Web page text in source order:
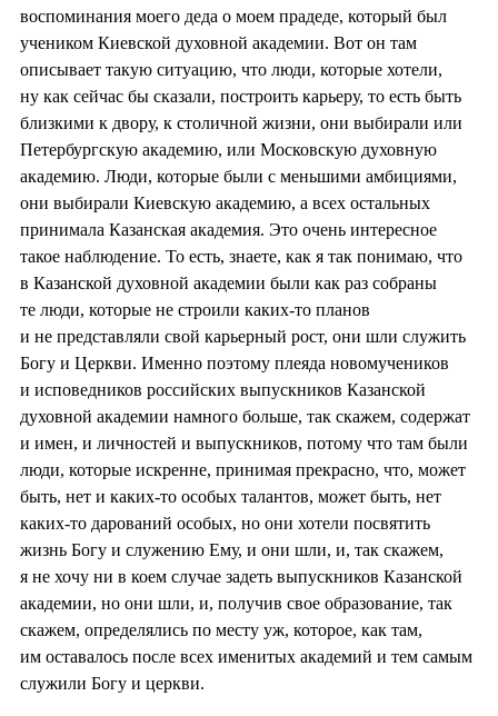
воспоминания моего деда о моем прадеде, который был
учеником Киевской духовной академии. Вот он там
описывает такую ситуацию, что люди, которые хотели,
ну как сейчас бы сказали, построить карьеру, то есть быть
близкими к двору, к столичной жизни, они выбирали или
Петербургскую академию, или Московскую духовную
академию. Люди, которые были с меньшими амбициями,
они выбирали Киевскую академию, а всех остальных
принимала Казанская академия. Это очень интересное
такое наблюдение. То есть, знаете, как я так понимаю, что
в Казанской духовной академии были как раз собраны
те люди, которые не строили каких-то планов
и не представляли свой карьерный рост, они шли служить
Богу и Церкви. Именно поэтому плеяда новомучеников
и исповедников российских выпускников Казанской
духовной академии намного больше, так скажем, содержат
и имен, и личностей и выпускников, потому что там были
люди, которые искренне, принимая прекрасно, что, может
быть, нет и каких-то особых талантов, может быть, нет
каких-то дарований особых, но они хотели посвятить
жизнь Богу и служению Ему, и они шли, и, так скажем,
я не хочу ни в коем случае задеть выпускников Казанской
академии, но они шли, и, получив свое образование, так
скажем, определялись по месту уж, которое, как там,
им оставалось после всех именитых академий и тем самым
служили Богу и церкви.